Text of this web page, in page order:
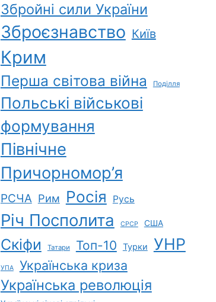
Збройні сили України
Зброєзнавство Київ
Крим
Перша світова війна Поділля
Польські військові
формування
Північне
Причорномор’я
РСЧА Рим Росія Русь
Річ Посполита СРСР США
Скіфи Татари Топ-10 Турки УНР
УПА Українська криза
Українська революція